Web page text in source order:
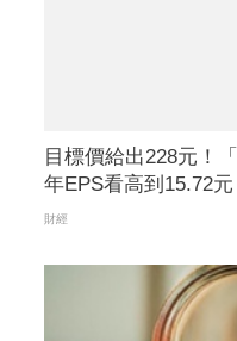
目標價給出228元！
年EPS看高到15.72
轉投資挹注營收
財經